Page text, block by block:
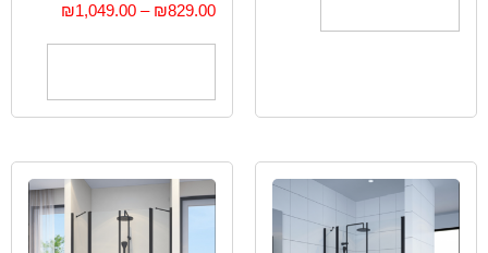
₪829.00
–
₪1,049.00